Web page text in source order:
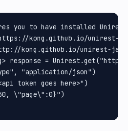
you to have installed Unirest
kong.github.io/unirest-
kong.github.io/unirest-
response =
"application/json")
token goes here>")
\"page\":0}")